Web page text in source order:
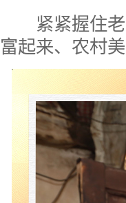
紧紧握住老
富起来、农村美